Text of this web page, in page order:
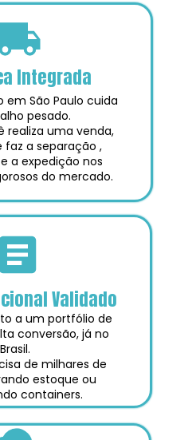
Validado
Integrada
em São Paulo cuida
pesado.
realiza uma venda,
faz a separação ,
a expedição nos
do mercado.
a um portfólio de
conversão, já no
Brasil.
de milhares de
estoque ou
containers.